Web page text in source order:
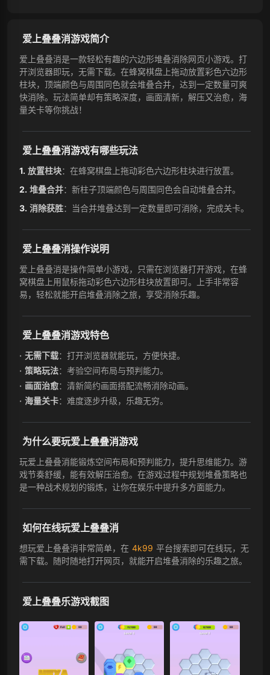
爱上叠叠消游戏简介
爱上叠叠消是一款轻松有趣的六边形堆叠消除网页小游戏。打
开浏览器即玩，无需下载。在蜂窝棋盘上拖动放置彩色六边形
柱块，顶端颜色与周围同色就会堆叠合并，达到一定数量可爽
快消除。玩法简单却有策略深度，画面清新，解压又治愈，海
量关卡等你挑战！
爱上叠叠消游戏有哪些玩法
放置柱块：在蜂窝棋盘上拖动彩色六边形柱块进行放置。
堆叠合并：新柱子顶端颜色与周围同色会自动堆叠合并。
消除获胜：当合并堆叠达到一定数量即可消除，完成关卡。
爱上叠叠消操作说明
爱上叠叠消是操作简单小游戏，只需在浏览器打开游戏，在蜂
窝棋盘上用鼠标拖动彩色六边形柱块放置即可。上手非常容
易，轻松就能开启堆叠消除之旅，享受消除乐趣。
爱上叠叠消游戏特色
无需下载：打开浏览器就能玩，方便快捷。
策略玩法：考验空间布局与预判能力。
画面治愈：清新简约画面搭配流畅消除动画。
海量关卡：难度逐步升级，乐趣无穷。
为什么要玩爱上叠叠消游戏
玩爱上叠叠消能锻炼空间布局和预判能力，提升思维能力。游
戏节奏舒缓，能有效解压治愈。在游戏过程中规划堆叠策略也
是一种战术规划的锻炼，让你在娱乐中提升多方面能力。
如何在线玩爱上叠叠消
想玩爱上叠叠消非常简单，在 4k99 平台搜索即可在线玩，无
需下载。随时随地打开网页，就能开启堆叠消除的乐趣之旅。
爱上叠叠乐游戏截图